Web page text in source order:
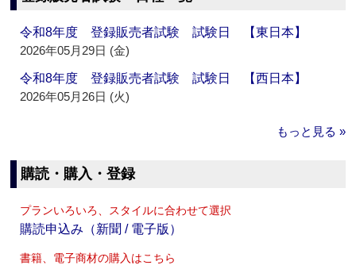
令和8年度 登録販売者試験 試験日 【東日本】
2026年05月29日 (金)
令和8年度 登録販売者試験 試験日 【西日本】
2026年05月26日 (火)
もっと見る »
購読・購入・登録
プランいろいろ、スタイルに合わせて選択
購読申込み（新聞 / 電子版）
書籍、電子商材の購入はこちら